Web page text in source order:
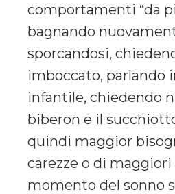
comportamenti “da
bagnando
sporcandosi,
imboccato, parlando
infantile, chiedendo
biberon e il
quindi maggior
carezze o di
momento del sonno